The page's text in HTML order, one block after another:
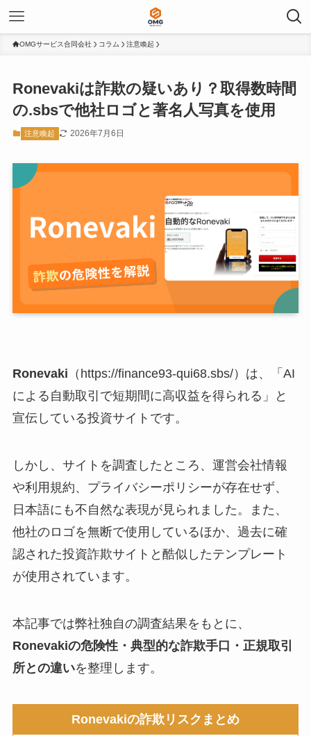
OMGサービス合同会社 コラム 注意喚起
Ronevakiは詐欺の疑いあり？取得数時間
の.sbsで他社ロゴと著名人写真を使用
注意喚起 2026年7月6日
Ronevaki （https://finance93-qui68.sbs/）は、「AI
による自動取引で短期間に高収益を得られる」と
宣伝している投資サイトです。
しかし、サイトを調査したところ、運営会社情報
や利用規約、プライバシーポリシーが存在せず、
日本語にも不自然な表現が見られました。また、
他社のロゴを無断で使用しているほか、過去に確
認された投資詐欺サイトと酷似したテンプレート
が使用されています。
本記事では弊社独自の調査結果をもとに、
Ronevakiの危険性・典型的な詐欺手口・正規取引
所との違いを整理します。
Ronevakiの詐欺リスクまとめ